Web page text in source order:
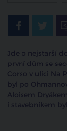
Jde o nejstarší
první dům se
Corso v ulici Na
byl po
Aloisem
i stavebníkem